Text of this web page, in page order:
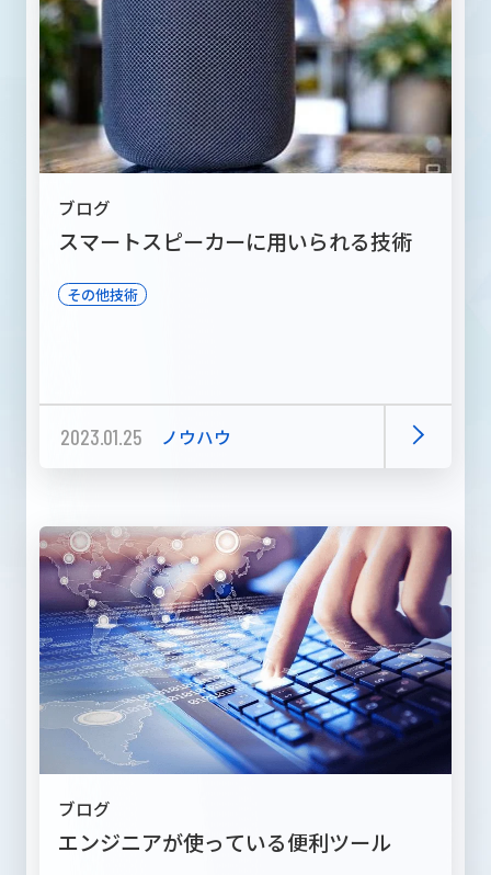
ブログ
スマートスピーカーに用いられる技術
その他技術
2023.01.25 ノウハウ
ブログ
エンジニアが使っている便利ツール